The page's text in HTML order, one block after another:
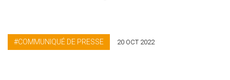
COMMUNIQUÉ DE PRESSE 20 OCT 2022